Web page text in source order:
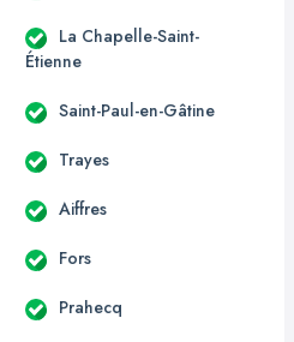
La Chapelle-Saint-
Étienne
Saint-Paul-en-Gâtine
Trayes
Aiffres
Fors
Prahecq